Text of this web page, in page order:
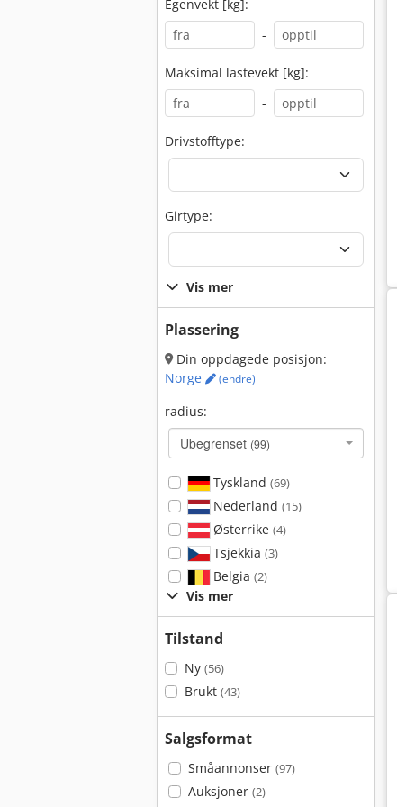
Egenvekt [kg]:
-
Maksimal lastevekt [kg]:
-
Drivstofftype:
Girtype:
Vis mer
Plassering
Din oppdagede posisjon:
Norge
(endre)
radius:
Ubegrenset (99)
Tyskland (69)
Nederland (15)
Østerrike (4)
Tsjekkia (3)
Belgia (2)
Vis mer
Tilstand
Ny (56)
Brukt (43)
Salgsformat
Småannonser (97)
Auksjoner (2)